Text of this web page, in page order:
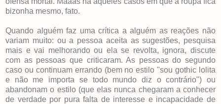
bizonha mesmo, fato.
Quando alguém faz uma crítica a alguém as reações não
variam muito: ou a pessoa aceita as sugestões, pesquisa
mais e vai melhorando ou ela se revolta, ignora, discute
com as pessoas que criticaram. As pessoas do segundo
caso ou continuam errando (bem no estilo "sou gothic lolita
e não me importa se todo mundo diz o contrário") ou
abandonam o estilo (que elas nunca chegaram a conhecer
de verdade por pura falta de interesse e incapacidade de